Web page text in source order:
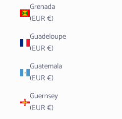
Grenada
(EUR €)
Guadeloupe
(EUR €)
Guatemala
(EUR €)
Guernsey
(EUR €)